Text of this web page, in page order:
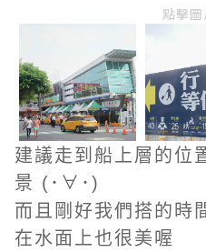
點擊
建議走到船上層的位
景 (･∀･)
而且剛好我們搭的時
在水面上也很美喔